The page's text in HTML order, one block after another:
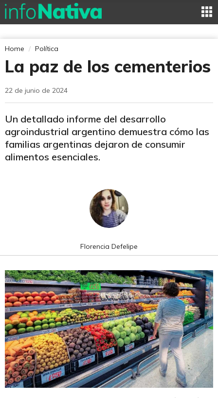
Home Política
La paz de los cementerios
22 de junio de 2024
Un detallado informe del desarrollo
agroindustrial argentino demuestra cómo las
familias argentinas dejaron de consumir
alimentos esenciales.
Florencia Defelipe